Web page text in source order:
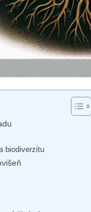
biodiverzitu